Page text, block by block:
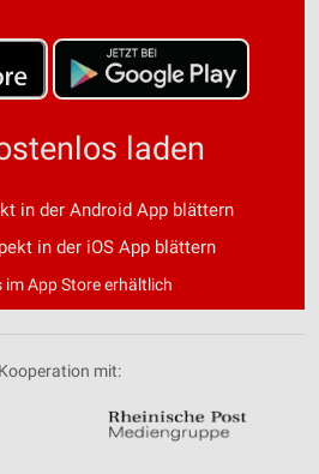
laden
in der Android App blättern
in der iOS App blättern
im App Store erhältlich
mit: